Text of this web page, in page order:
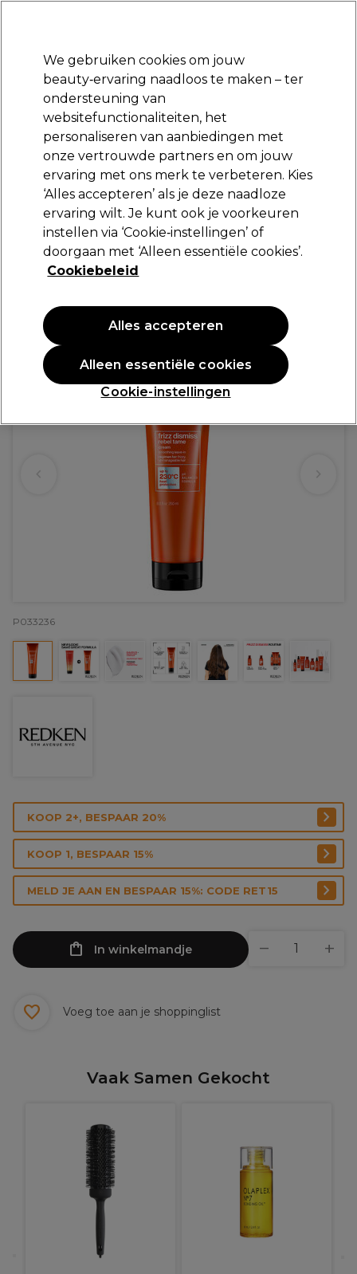
Aanmelden
Merken Deals Haar Elektra
Volgende dag geleverd*
Na verzending, maandag t/m vrijdag
Redken
Redken Frizz Dismiss Rebel Tame 250ml
31,80 €
PROMOTIE
P033236
KOOP 2+, BESPAAR 20%
KOOP 1, BESPAAR 15%
MELD JE AAN EN BESPAAR 15%: CODE RET15
In winkelmandje
Voeg toe aan je shoppinglist
Vaak Samen Gekocht
We gebruiken cookies om jouw
beauty‑ervaring naadloos te maken – ter
ondersteuning van
websitefunctionaliteiten, het
personaliseren van aanbiedingen met
onze vertrouwde partners en om jouw
ervaring met ons merk te verbeteren. Kies
‘Alles accepteren’ als je deze naadloze
ervaring wilt. Je kunt ook je voorkeuren
instellen via ‘Cookie‑instellingen’ of
doorgaan met ‘Alleen essentiële cookies’.
Cookiebeleid
Cookie-instellingen
Alleen essentiële cookies
Alles accepteren